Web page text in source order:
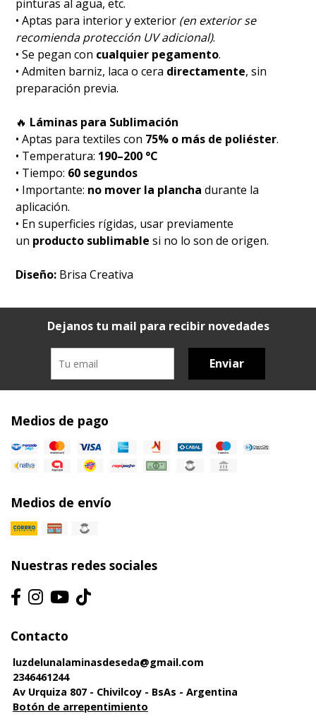
pinturas al agua, etc.
• Aptas para interior y exterior (en exterior se
recomienda protección UV adicional).
• Se pegan con cualquier pegamento.
• Admiten barniz, laca o cera directamente, sin
preparación previa.
🔥 Láminas para Sublimación
• Aptas para textiles con 75% o más de poliéster.
• Temperatura: 190–200 °C
• Tiempo: 60 segundos
• Importante: no mover la plancha durante la
aplicación.
• En superficies rígidas, usar previamente
un producto sublimable si no lo son de origen.
Diseño: Brisa Creativa
Dejanos tu mail para recibir novedades
Enviar
Medios de pago
Medios de envío
Nuestras redes sociales
Contacto
luzdelunalaminasdeseda@gmail.com
2346461244
Av Urquiza 807 - Chivilcoy - BsAs - Argentina
Botón de arrepentimiento